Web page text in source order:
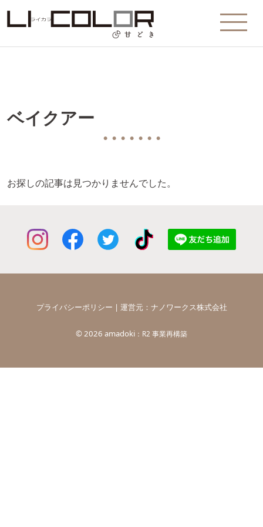
ベイクアー
● ● ● ● ● ● ●
お探しの記事は見つかりませんでした。
プライバシーポリシー | 運営元： ナノワークス株式会社
©2026 amadoki ：R2 事業再構築